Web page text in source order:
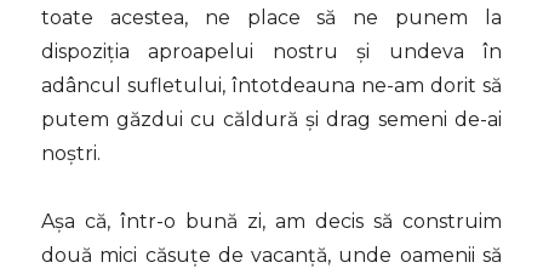
toate acestea, ne place să ne punem la
dispoziția aproapelui nostru și undeva în
adâncul sufletului, întotdeauna ne-am dorit să
putem găzdui cu căldură și drag semeni de-ai
noștri.
Așa că, într-o bună zi, am decis să construim
două mici căsuțe de vacanță, unde oamenii să